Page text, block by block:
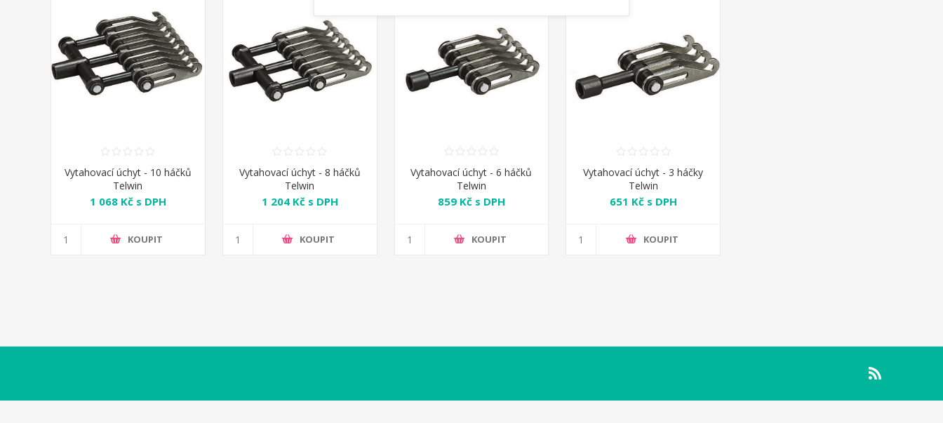
Vytahovací úchyt - 10 háčků
Telwin
1 068 Kč s DPH
KOUPIT
Vytahovací úchyt - 8 háčků
Telwin
1 204 Kč s DPH
KOUPIT
Vytahovací úchyt - 6 háčků
Telwin
859 Kč s DPH
KOUPIT
Vytahovací úchyt - 3 háčky
Telwin
651 Kč s DPH
KOUPIT